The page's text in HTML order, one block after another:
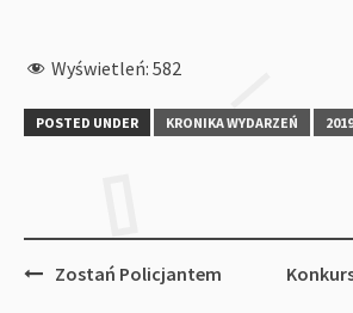
Wyświetleń: 582
POSTED UNDER KRONIKA WYDARZEŃ 2019
PostZostań Policjantem